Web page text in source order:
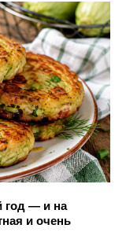
год — и на
и очень